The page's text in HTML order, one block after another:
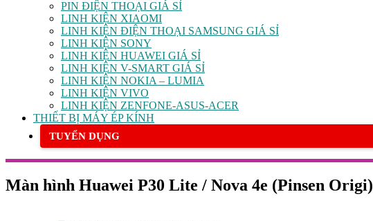
PIN ĐIỆN THOẠI GIÁ SỈ
LINH KIỆN XIAOMI
LINH KIỆN ĐIỆN THOẠI SAMSUNG GIÁ SỈ
LINH KIỆN SONY
LINH KIỆN HUAWEI GIÁ SỈ
LINH KIỆN V-SMART GIÁ SỈ
LINH KIỆN NOKIA – LUMIA
LINH KIỆN VIVO
LINH KIỆN ZENFONE-ASUS-ACER
THIẾT BỊ MÁY ÉP KÍNH
TUYỂN DỤNG
Màn hình Huawei P30 Lite / Nova 4e (Pinsen Origi)